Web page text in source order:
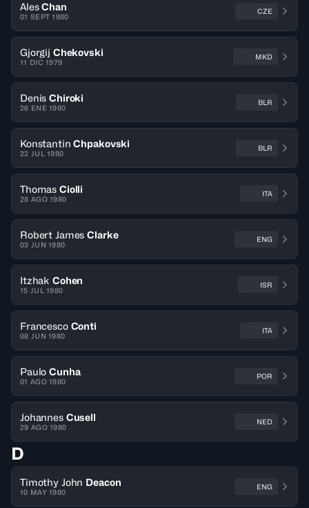
Ales Chan
01 SEPT 1980
CZE
Gjorgij Chekovski
11 DIC 1979
MKD
Denis Chiroki
26 ENE 1980
BLR
Konstantin Chpakovski
22 JUL 1980
BLR
Thomas Ciolli
28 AGO 1980
ITA
Robert James Clarke
03 JUN 1980
ENG
Itzhak Cohen
15 JUL 1980
ISR
Francesco Conti
08 JUN 1980
ITA
Paulo Cunha
01 AGO 1980
POR
Johannes Cusell
29 AGO 1980
NED
D
Timothy John Deacon
10 MAY 1980
ENG